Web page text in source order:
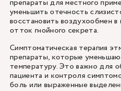
препараты для местного
уменьшить отечность
восстановить воздухообмен в
отток гнойного секрета.
Симптоматическая терапия
препараты, которые
температуру. Это важно для
пациента и контроля
боль или выраженные